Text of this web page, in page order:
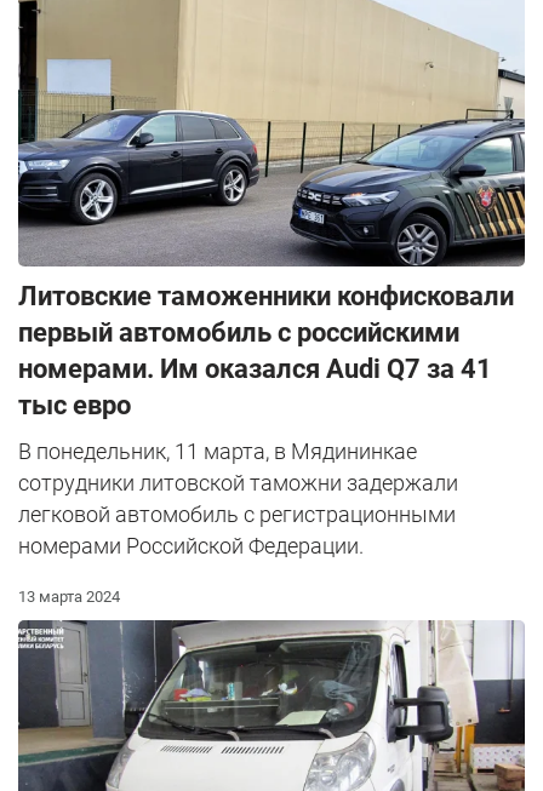
Литовские таможенники конфисковали
первый автомобиль с российскими
номерами. Им оказался Audi Q7 за 41
тыс евро
В понедельник, 11 марта, в Мядининкае
сотрудники литовской таможни задержали
легковой автомобиль с регистрационными
номерами Российской Федерации.
13 марта 2024